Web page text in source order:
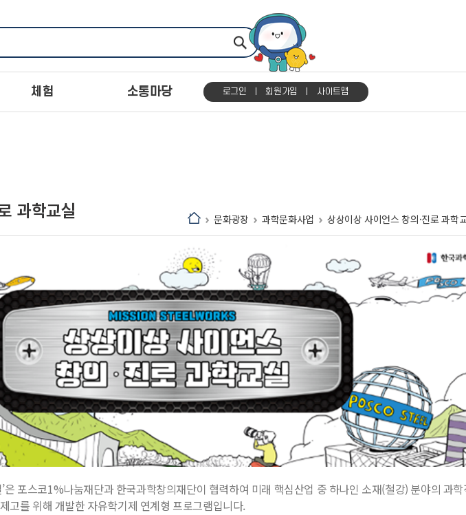
체험 소통마당 로그인 회원가입 사이트맵
과학교실 문화광장 과학문화사업 상상이상 사이언스 창의·진로 과학
은 포스코1%나눔재단과 한국과학창의재단이 협력하여 미래 핵심산업 중 하나인 소재(철강) 분야의 과
고를 위해 개발한 자유학기제 연계형 프로그램입니다.